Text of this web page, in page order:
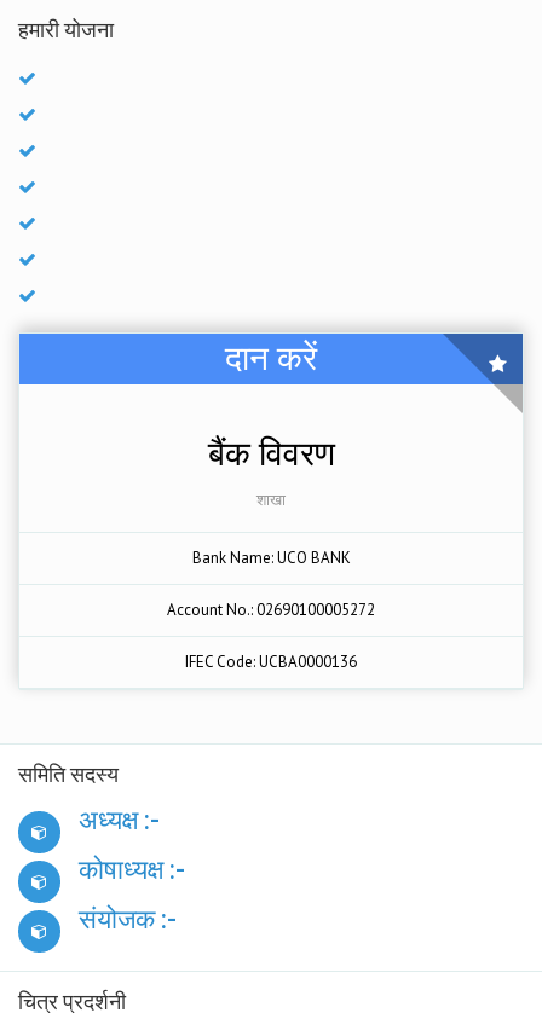
हमारी योजना
दान करें
बैंक विवरण
शाखा
Bank Name: UCO BANK
Account No.: 02690100005272
IFEC Code: UCBA0000136
समिति सदस्य
अध्यक्ष :-
कोषाध्यक्ष :-
संयोजक :-
चित्र प्रदर्शनी